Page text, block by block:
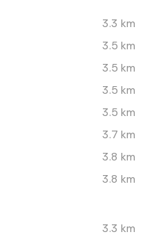
3.3 km
3.5 km
3.5 km
3.5 km
3.5 km
3.7 km
3.8 km
3.8 km
3.3 km